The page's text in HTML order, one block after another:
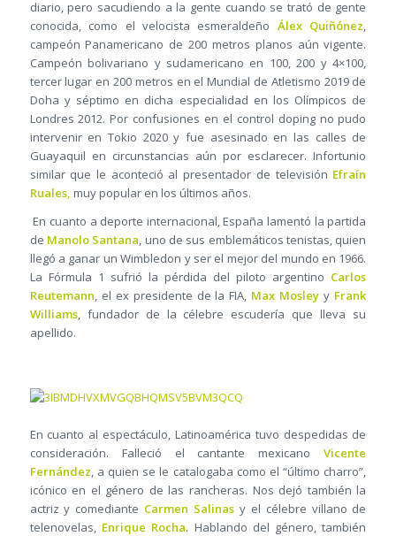
diario, pero sacudiendo a la gente cuando se trató de gente
conocida, como el velocista esmeraldeño Álex Quiñónez,
campeón Panamericano de 200 metros planos aún vigente.
Campeón bolivariano y sudamericano en 100, 200 y 4×100,
tercer lugar en 200 metros en el Mundial de Atletismo 2019 de
Doha y séptimo en dicha especialidad en los Olímpicos de
Londres 2012. Por confusiones en el control doping no pudo
intervenir en Tokio 2020 y fue asesinado en las calles de
Guayaquil en circunstancias aún por esclarecer. Infortunio
similar que le aconteció al presentador de televisión Efraín
Ruales, muy popular en los últimos años.
En cuanto a deporte internacional, España lamentó la partida
de Manolo Santana, uno de sus emblemáticos tenistas, quien
llegó a ganar un Wimbledon y ser el mejor del mundo en 1966.
La Fórmula 1 sufrió la pérdida del piloto argentino Carlos
Reutemann, el ex presidente de la FIA, Max Mosley y Frank
Williams, fundador de la célebre escudería que lleva su
apellido.
En cuanto al espectáculo, Latinoamérica tuvo despedidas de
consideración. Falleció el cantante mexicanoVicente
Fernández, a quien se le catalogaba como el “último charro”,
icónico en el género de las rancheras. Nos dejó también la
actriz y comediante Carmen Salinas y el célebre villano de
telenovelas, Enrique Rocha. Hablando del género, también